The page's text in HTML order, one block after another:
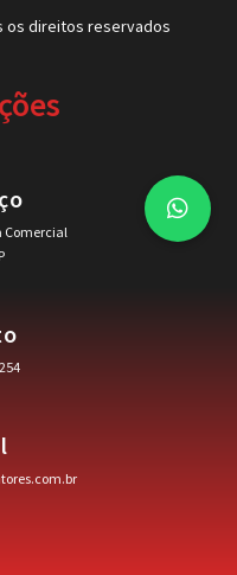
os direitos reservados
Comercial